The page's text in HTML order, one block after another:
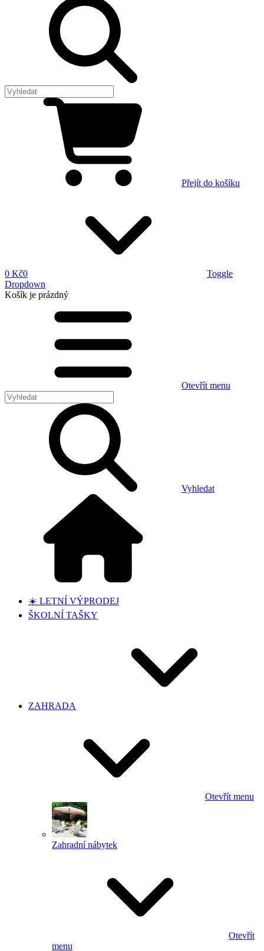
Přejít do košíku
0 Kč0
Toggle
Dropdown
Košík je prázdný
Otevřít menu
Vyhledat
☀️ LETNÍ VÝPRODEJ
ŠKOLNÍ TAŠKY
ZAHRADA
Otevřít menu
Zahradní nábytek
Otevřít
menu